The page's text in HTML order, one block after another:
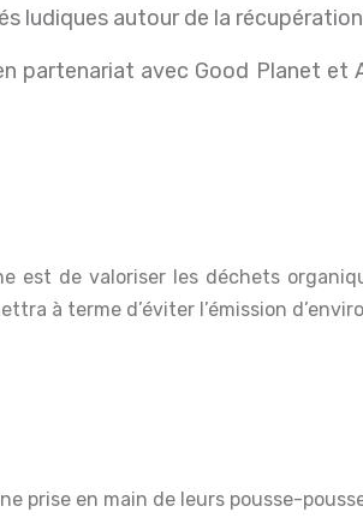
ludiques autour de la
partenariat avec Good Planet
à terme d’éviter l’émission
prise en main de leurs pousse-